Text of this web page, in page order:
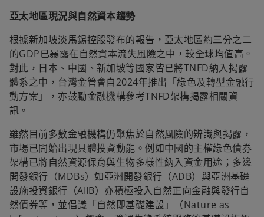
亞太地區現況與自然資本趨勢
根據新加坡淡馬錫控股發布的報告，亞太地區約三分之二
的GDP已暴露在自然資本流失風險之中，較全球均值高。
對此，日本、中國、新加坡等國家皆已將TNFD納入揭露
體系之中，台灣金管會自2024年推出「綠色及轉型金融行
動方案」，亦鼓勵金融機構參考TNFD架構揭露相關資
訊。
雖然目前多數金融機構仍聚焦於自然風險的辨識與揭露，
市場已開始出現具體投資動能。例如中國的主權綠色債券
架構已將自然資源保育與生物多樣性納入資金用途；多邊
開發銀行（MDBs）如亞洲開發銀行（ADB）與亞洲基礎
設施投資銀行（AIIB）亦積極投入自然正向金融與發行自
然債券等，並倡議「自然即基礎建設」（Nature as